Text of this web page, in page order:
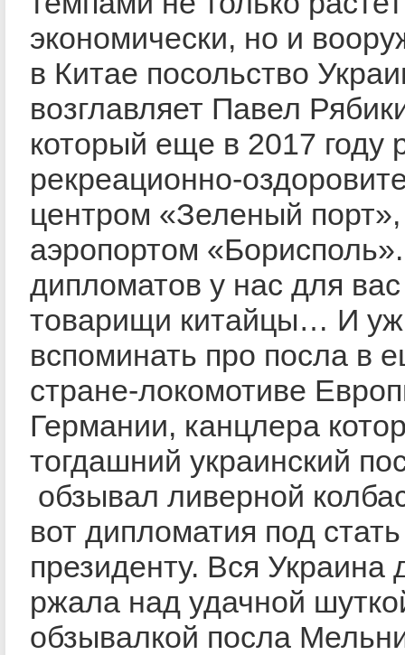
экономически, но и
в Китае посольство
возглавляет Павел
который еще в 2017 году
рекреационно-
центром «Зеленый
аэропортом
дипломатов у нас для вас
товарищи китайцы… И уж
вспоминать про посла в
стране-локомотиве
Германии, канцлера
тогдашний украинский
обзывал ливерной
вот дипломатия под стать
президенту. Вся Украина
ржала над удачной
обзывалкой посла